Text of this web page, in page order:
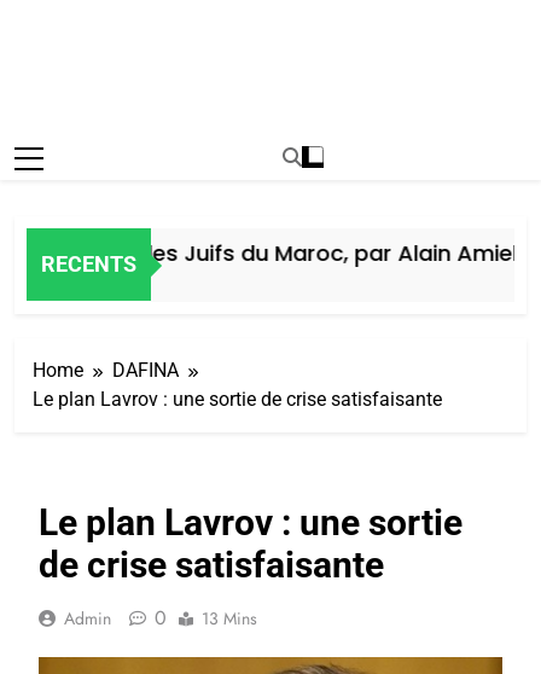
RECENTS
Histoire des Juifs du Maroc, par Alain Amiel
Home
DAFINA
Le plan Lavrov : une sortie de crise satisfaisante
Le plan Lavrov : une sortie
de crise satisfaisante
Admin 0 13 Mins